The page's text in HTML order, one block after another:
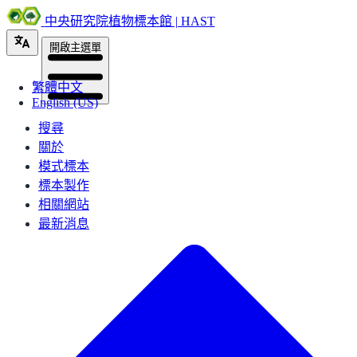
中央研究院植物標本館 | HAST
繁體中文
English (US)
開啟主選單
搜尋
關於
模式標本
標本製作
相關網站
最新消息